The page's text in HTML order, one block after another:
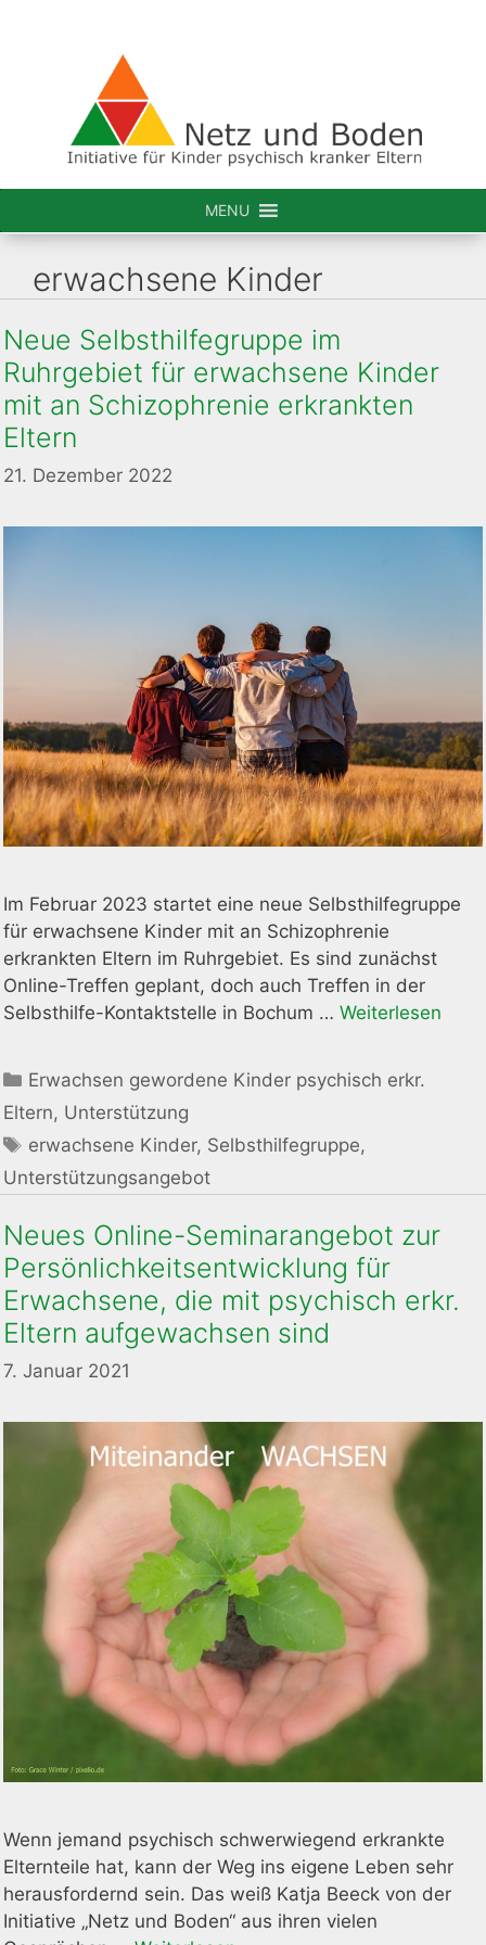
MENU
erwachsene Kinder
Neue Selbsthilfegruppe im
Ruhrgebiet für erwachsene Kinder
mit an Schizophrenie erkrankten
Eltern
21. Dezember 2022
Im Februar 2023 startet eine neue Selbsthilfegruppe
für erwachsene Kinder mit an Schizophrenie
erkrankten Eltern im Ruhrgebiet. Es sind zunächst
Online-Treffen geplant, doch auch Treffen in der
Selbsthilfe-Kontaktstelle in Bochum … Weiterlesen
Kategorien
Erwachsen gewordene Kinder psychisch erkr.
Eltern, Unterstützung
Schlagwörter
erwachsene Kinder, Selbsthilfegruppe,
Unterstützungsangebot
Neues Online-Seminarangebot zur
Persönlichkeitsentwicklung für
Erwachsene, die mit psychisch erkr.
Eltern aufgewachsen sind
7. Januar 2021
Wenn jemand psychisch schwerwiegend erkrankte
Elternteile hat, kann der Weg ins eigene Leben sehr
herausfordernd sein. Das weiß Katja Beeck von der
Initiative „Netz und Boden“ aus ihren vielen